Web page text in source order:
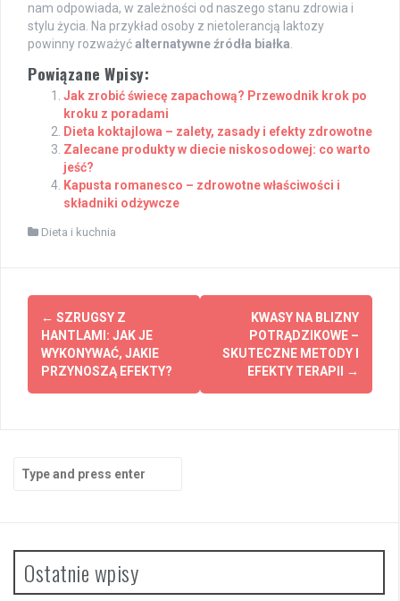
nam odpowiada, w zależności od naszego stanu zdrowia i
stylu życia. Na przykład osoby z nietolerancją laktozy
powinny rozważyćalternatywne źródła białka.
Powiązane Wpisy:
Jak zrobić świecę zapachową? Przewodnik krok po
kroku z poradami
Dieta koktajlowa – zalety, zasady i efekty zdrowotne
Zalecane produkty w diecie niskosodowej: co warto
jeść?
Kapusta romanesco – zdrowotne właściwości i
składniki odżywcze
Dieta i kuchnia
Post
navigation
← SZRUGSY Z
HANTLAMI: JAK JE
WYKONYWAĆ, JAKIE
PRZYNOSZĄ EFEKTY?
KWASY NA BLIZNY
POTRĄDZIKOWE –
SKUTECZNE METODY I
EFEKTY TERAPII
→
Search
for:
Ostatnie wpisy